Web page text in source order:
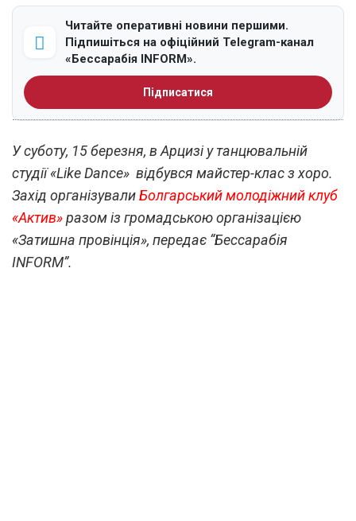
Читайте оперативні новини першими.
Підпишіться на офіційний Telegram-канал
«Бессарабія INFORM».
Підписатися
У суботу, 15 березня, в Арцизі у танцювальній
студії «Like Dance» відбувся майстер-клас з хоро.
Захід організувалиБолгарський молодіжний клуб
«Актив»разом із громадською організацією
«Затишна провінція», передає “Бессарабія
INFORM”.